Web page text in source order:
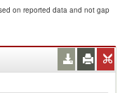
on reported data and not gap